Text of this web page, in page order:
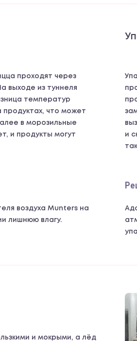
проходят через
выходе из туннеля
температур
продуктах, что может
в морозильные
и продукты могут
воздуха Munters на
лишнюю влагу.
и
и мокрыми, а лёд